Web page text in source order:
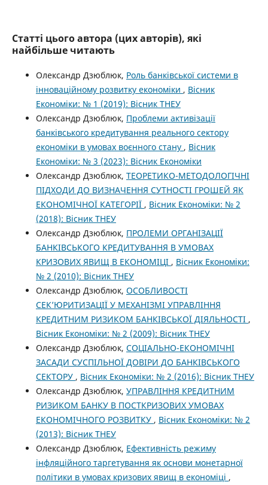
Статті цього автора (цих авторів), які
найбільше читають
Олександр Дзюблюк, Роль банківської системи в
інноваційному розвитку економіки , Вісник
Економіки: № 1 (2019): Вісник ТНЕУ
Олександр Дзюблюк, Проблеми активізації
банківського кредитування реального сектору
економіки в умовах воєнного стану , Вісник
Економіки: № 3 (2023): Вісник Економіки
Олександр Дзюблюк, ТЕОРЕТИКО-МЕТОДОЛОГІЧНІ
ПІДХОДИ ДО ВИЗНАЧЕННЯ СУТНОСТІ ГРОШЕЙ ЯК
ЕКОНОМІЧНОЇ КАТЕГОРІЇ , Вісник Економіки: № 2
(2018): Вісник ТНЕУ
Олександр Дзюблюк, ПРОЛЕМИ ОРГАНІЗАЦІЇ
БАНКІВСЬКОГО КРЕДИТУВАННЯ В УМОВАХ
КРИЗОВИХ ЯВИЩ В ЕКОНОМІЦІ , Вісник Економіки:
№ 2 (2010): Вісник ТНЕУ
Олександр Дзюблюк, ОСОБЛИВОСТІ
СЕК’ЮРИТИЗАЦІЇ У МЕХАНІЗМІ УПРАВЛІННЯ
КРЕДИТНИМ РИЗИКОМ БАНКІВСЬКОЇ ДІЯЛЬНОСТІ ,
Вісник Економіки: № 2 (2009): Вісник ТНЕУ
Олександр Дзюблюк, СОЦІАЛЬНО-ЕКОНОМІЧНІ
ЗАСАДИ СУСПІЛЬНОЇ ДОВІРИ ДО БАНКІВСЬКОГО
СЕКТОРУ , Вісник Економіки: № 2 (2016): Вісник ТНЕУ
Олександр Дзюблюк, УПРАВЛІННЯ КРЕДИТНИМ
РИЗИКОМ БАНКУ В ПОСТКРИЗОВИХ УМОВАХ
ЕКОНОМІЧНОГО РОЗВИТКУ , Вісник Економіки: № 2
(2013): Вісник ТНЕУ
Олександр Дзюблюк, Ефективність режиму
інфляційного таргетування як основи монетарної
політики в умовах кризових явищ в економіці ,